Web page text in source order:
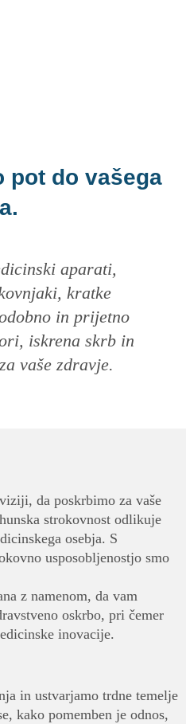
pot do vašega
aparati,
kratke
in prijetno
iskrena skrb in
vaše zdravje.
da poskrbimo za vaše
strokovnost odlikuje
osebja. S
usposobljenostjo smo
z namenom, da vam
oskrbo, pri čemer
inovacije.
in ustvarjamo trdne temelje
kako pomemben je odnos,